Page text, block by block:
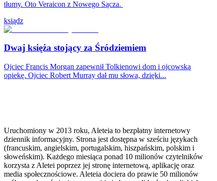
tłumy. Oto Veraicon z Nowego Sącza.
ksiądz
Dwaj księża stojący za Śródziemiem
Ojciec Francis Morgan zapewnił Tolkienowi dom i ojcowską
opiekę. Ojciec Robert Murray dał mu słowa, dzięki...
Uruchomiony w 2013 roku, Aleteia to bezpłatny internetowy
dziennik informacyjny. Strona jest dostępna w sześciu językach
(francuskim, angielskim, portugalskim, hiszpańskim, polskim i
słoweńskim). Każdego miesiąca ponad 10 milionów czytelników
korzysta z Aletei poprzez jej stronę internetową, aplikację oraz
media społecznościowe. Aleteia dociera do prawie 50 milionów